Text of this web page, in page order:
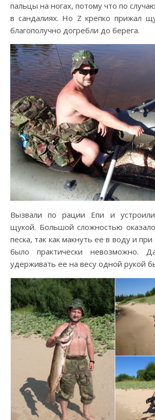
пальцы на ногах, потому что по
в сандалиях. Но Z крепко прижал
благополучно догребли до берега.
Вызвали по рации Епи и
щукой. Большой сложностью
песка, так как макнуть ее в воду и
было практически невозможно.
удерживать ее на весу одной рукой